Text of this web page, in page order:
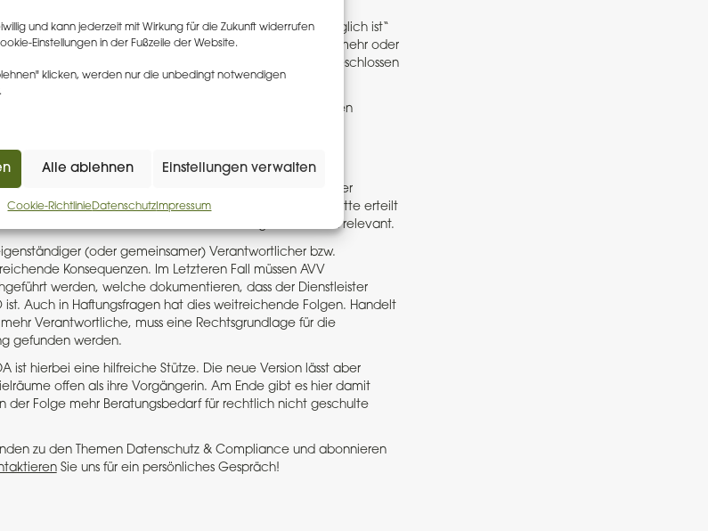
und kann jederzeit mit Wirkung für die Zukunft widerrufen
Einstellungen in der Fußzeile der Website.
klicken, werden nur die unbedingt notwendigen
Alle ablehnen Einstellungen verwalten
Cookie-RichtlinieDatenschutz Impressum
Zugang zu personenbezogenen Daten faktisch möglich ist“
Ein Fall von enormer Praxisrelevanz, denn so muss mit mehr oder
eine Auftragsverarbeitungsvereinbarung („AVV“) abgeschlossen
nunmehr zu wiederholen, was bereits der EDSA in seinen
verlauten lassen.
und Verantwortlichkeit stellt sich in der
immer dann, wenn ein Unternehmen Aufträge an Dritte erteilt
Auch bei der Konzerndatenverarbeitung ist das hoch relevant.
(oder gemeinsamer) Verantwortlicher bzw.
Konsequenzen. Im Letzteren Fall müssen AVV
werden, welche dokumentieren, dass der Dienstleister
ist. Auch in Haftungsfragen hat dies weitreichende Folgen. Handelt
Verantwortliche, muss eine Rechtsgrundlage für die
gefunden werden.
ist hierbei eine hilfreiche Stütze. Die neue Version lässt aber
offen als ihre Vorgängerin. Am Ende gibt es hier damit
der Folge mehr Beratungsbedarf für rechtlich nicht geschulte
zu den Themen Datenschutz & Compliance und abonnieren
Sie uns für ein persönliches Gespräch!